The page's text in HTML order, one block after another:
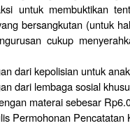
untuk membuktikan
bersangkutan (untuk
cukup
dari kepolisian untuk
dari lembaga sosial
materai sebesar
Permohonan